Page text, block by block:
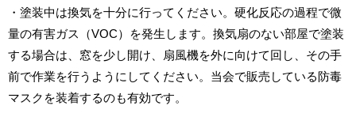
・塗装中は換気を十分に行ってください。硬化反応の過程で微
量の有害ガス（VOC）を発生します。換気扇のない部屋で塗装
する場合は、窓を少し開け、扇風機を外に向けて回し、その手
前で作業を行うようにしてください。当会で販売している防毒
マスクを装着するのも有効です。